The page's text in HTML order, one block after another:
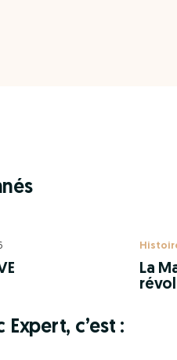
La
Expert, c’est :